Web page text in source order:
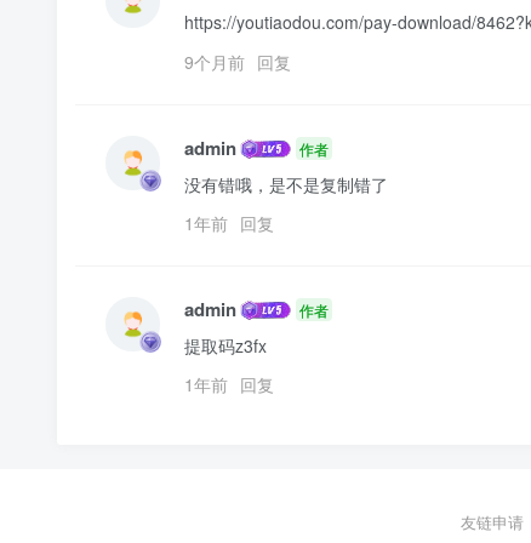
https://youtiaodou.com/pay-download/
9个月前 回复
admin 作者
没有错哦，是不是复制错了
1年前 回复
admin 作者
提取码z3fx
1年前 回复
友链申请